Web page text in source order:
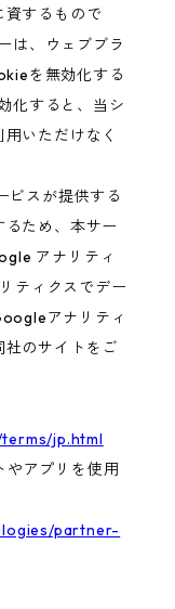
資するもので
は、ウェブブラ
を無効化する
化すると、当シ
いただけなく
ビスが提供する
ため、本サー
アナリティ
ティクスでデー
アナリティ
社のサイトをご
jp.html
アプリを使用
partner-